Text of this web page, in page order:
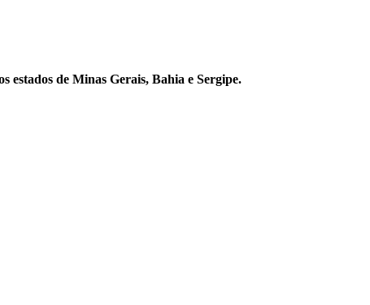
estados de Minas Gerais, Bahia e Sergipe.